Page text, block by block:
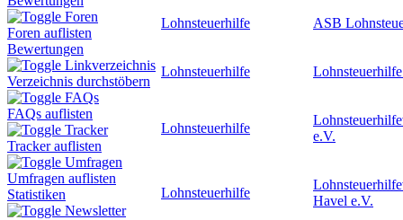
Foren
Foren auflisten
Bewertungen
Linkverzeichnis
Verzeichnis durchstöbern
FAQs
FAQs auflisten
Tracker
Tracker auflisten
Umfragen
Umfragen auflisten
Statistiken
Newsletter
Lohnsteuerhilfe ASB
Lohnsteuerhilfe
Lohnsteuerhilfe
e.V.
Lohnsteuerhilfe
Havel e.V.